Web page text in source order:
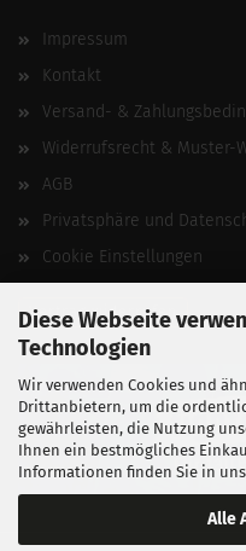
Diese Webseite
Technologien
Wir verwenden Cookies und
Drittanbietern, um die
gewährleisten, die Nutzung
Ihnen ein bestmögliches
Informationen finden Sie in
Alle
Impressum
Kontakt
Versand- &
Widerrufsrecht & Muster-
AGB
Privatsphäre und
Cookie Einstellungen
Vertrag widerrufen